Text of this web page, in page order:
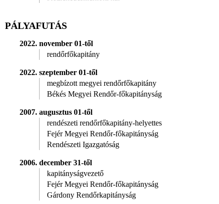
PÁLYAFUTÁS
2022. november 01-től
rendőrfőkapitány
2022. szeptember 01-től
megbízott megyei rendőrfőkapitány
Békés Megyei Rendőr-főkapitányság
2007. augusztus 01-től
rendészeti rendőrfőkapitány-helyettes
Fejér Megyei Rendőr-főkapitányság
Rendészeti Igazgatóság
2006. december 31-től
kapitányságvezető
Fejér Megyei Rendőr-főkapitányság
Gárdony Rendőrkapitányság